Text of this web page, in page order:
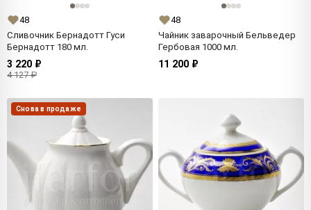
48
Сливочник Бернадотт Гуси
Бернадотт 180 мл.
3 220 ₽
4 127 ₽
48
Чайник заварочный Бельведер
Гербовая 1000 мл.
11 200 ₽
Снова в продаже